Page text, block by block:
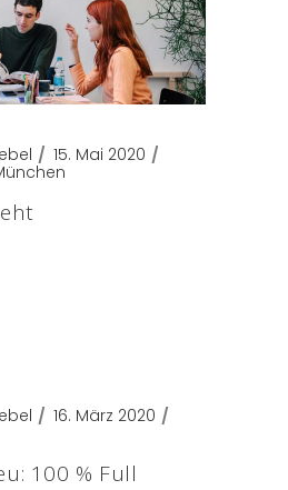
15. Mai 2020
16. März 2020
100 % Full